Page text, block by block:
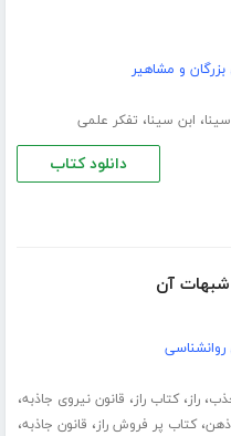
و مشاهیر
، ابن سینا، تفکر علمی
دانلود کتاب
شبهات آن
،راز،کتاب راز، قانون نیروی جاذبه،
،کتاب پر فروش راز، قانون جاذبه،